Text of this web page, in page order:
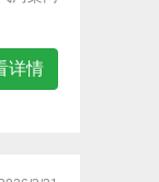
详情